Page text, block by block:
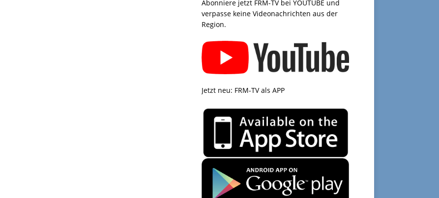
Abonniere jetzt FRM-TV bei YOUTUBE und
verpasse keine Videonachrichten aus der
Region.
Jetzt neu: FRM-TV als APP